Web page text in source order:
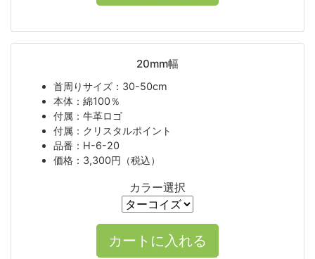
20mm幅
首周りサイズ：30-50cm
本体：綿100％
付属：牛革ロゴ
付属：クリスタルポイント
品番：H-6-20
価格：3,300円（税込）
カラー選択